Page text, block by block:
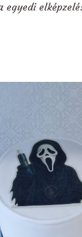
egyedi